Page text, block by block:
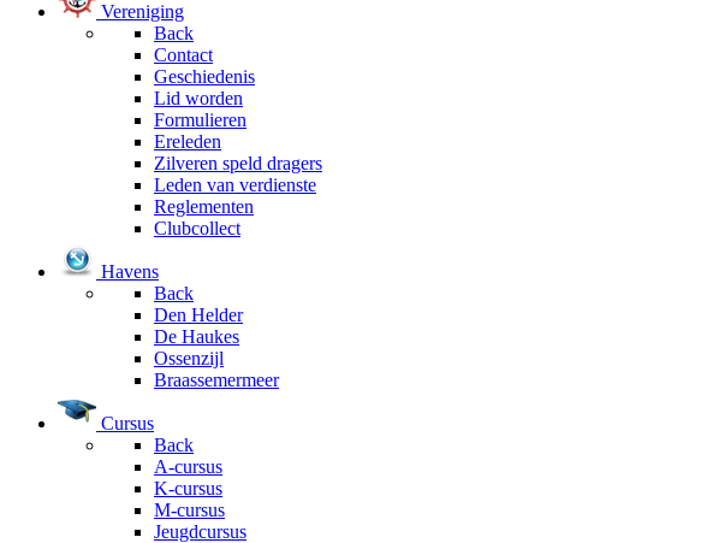
Vereniging
Back
Contact
Geschiedenis
Lid worden
Formulieren
Ereleden
Zilveren speld dragers
Leden van verdienste
Reglementen
Clubcollect
Havens
Back
Den Helder
De Haukes
Ossenzijl
Braassemermeer
Cursus
Back
A-cursus
K-cursus
M-cursus
Jeugdcursus